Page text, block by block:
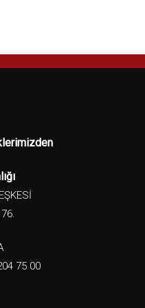
75 00